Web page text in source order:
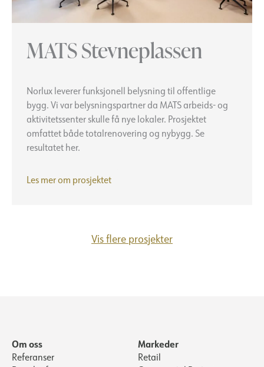
MATS Stevneplassen
Norlux leverer funksjonell belysning til offentlige
bygg. Vi var belysningspartner da MATS arbeids- og
aktivitetssenter skulle få nye lokaler. Prosjektet
omfattet både totalrenovering og nybygg. Se
resultatet her.
Les mer om prosjektetMATS
Vis flere prosjekter
Om oss
Referanser
Markeder
Retail